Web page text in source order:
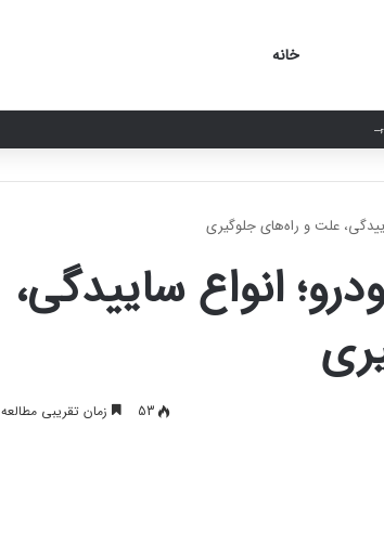
خانه
علت و راه‌های جلوگیری
انواع ساییدگی،
53 زمان تقریبی مطالعه 8 دقیقه